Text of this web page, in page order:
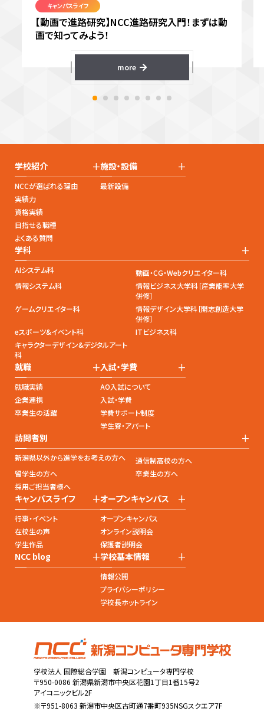
キャンパスライフ
【動画で進路研究】NCC進路研究入門！まずは動
画で知ってみよう！
more
学校紹介 +
NCCが選ばれる理由
実績力
資格実績
目指せる職種
よくある質問
施設・設備 +
最新設備
学科 +
AIシステム科
動画・CG・Webクリエイター科
情報システム科
情報ビジネス大学科［産業能率大学
併修］
ゲームクリエイター科
情報デザイン大学科［開志創造大学
併修］
eスポーツ&イベント科
ITビジネス科
キャラクターデザイン&デジタルアート
科
就職 +
就職実績
企業連携
卒業生の活躍
入試・学費 +
AO入試について
入試・学費
学費サポート制度
学生寮・アパート
訪問者別 +
新潟県以外から進学をお考えの方へ
通信制高校の方へ
留学生の方へ
卒業生の方へ
採用ご担当者様へ
キャンパスライフ +
行事・イベント
在校生の声
学生作品
オープンキャンパス +
オープンキャンパス
オンライン説明会
保護者説明会
NCC blog +学校基本情報 +
情報公開
プライバシーポリシー
学校長ホットライン
学校法人 国際総合学園 新潟コンピュータ専門学校
〒950-0086 新潟県新潟市中央区花園1丁目1番15号2
アイコニックビル2F
※〒951-8063 新潟市中央区古町通7番町935NSGスクエア7F